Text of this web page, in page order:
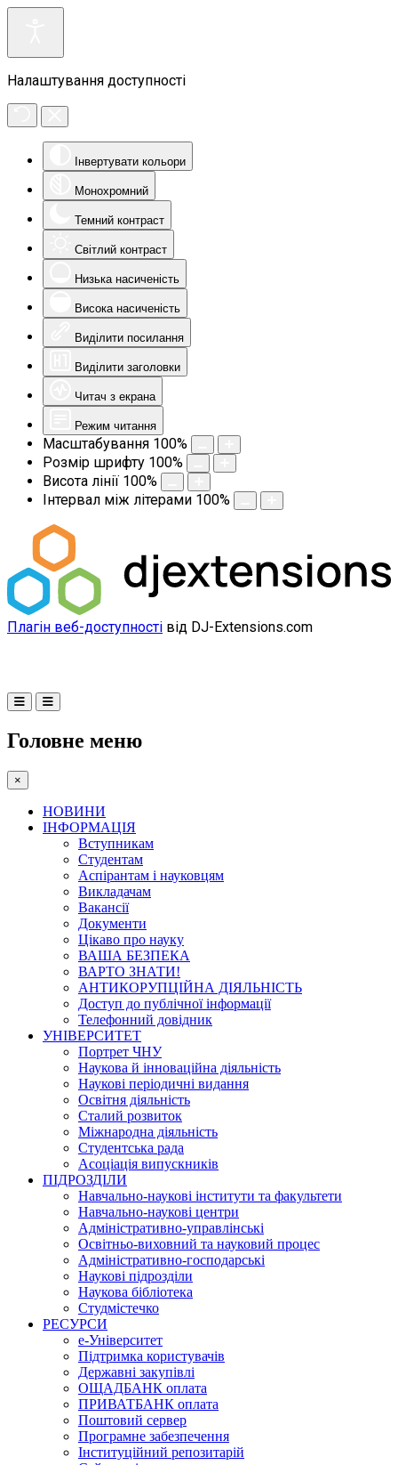
Налаштування доступності
Інвертувати кольори
Монохромний
Темний контраст
Світлий контраст
Низька насиченість
Висока насиченість
Виділити посилання
Виділити заголовки
Читач з екрана
Режим читання
Масштабування 100%
Розмір шрифту 100%
Висота лінії 100%
Інтервал між літерами 100%
Плагін веб-доступності від DJ-Extensions.com
Головне меню
×
НОВИНИ
ІНФОРМАЦІЯ
Вступникам
Студентам
Аспірантам і науковцям
Викладачам
Вакансії
Документи
Цікаво про науку
ВАША БЕЗПЕКА
ВАРТО ЗНАТИ!
АНТИКОРУПЦІЙНА ДІЯЛЬНІСТЬ
Доступ до публічної інформації
Телефонний довідник
УНІВЕРСИТЕТ
Портрет ЧНУ
Наукова й інноваційна діяльність
Наукові періодичні видання
Освітня діяльність
Сталий розвиток
Міжнародна діяльність
Студентська рада
Асоціація випускників
ПІДРОЗДІЛИ
Навчально-наукові інститути та факультети
Навчально-наукові центри
Адміністративно-управлінські
Освітньо-виховний та науковий процес
Адміністративно-господарські
Наукові підрозділи
Наукова бібліотека
Студмістечко
РЕСУРСИ
е-Університет
Підтримка користувачів
Державні закупівлі
ОЩАДБАНК оплата
ПРИВАТБАНК оплата
Поштовий сервер
Програмне забезпечення
Інституційний репозитарій